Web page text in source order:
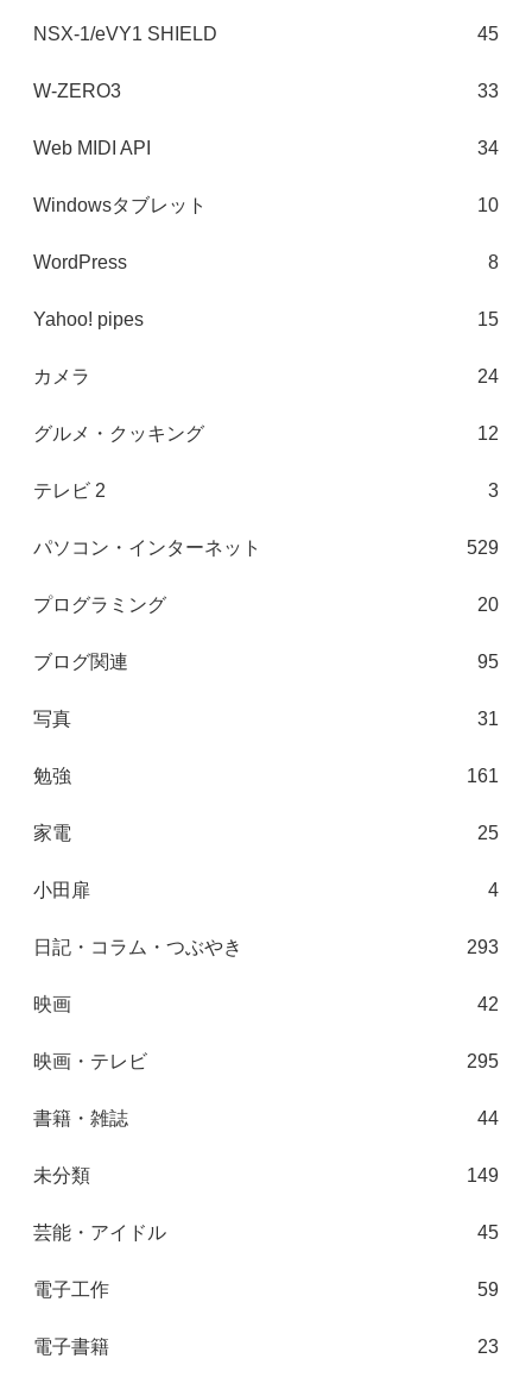
NSX-1/eVY1 SHIELD 45
W-ZERO3 33
Web MIDI API 34
Windowsタブレット 10
WordPress 8
Yahoo! pipes 15
カメラ 24
グルメ・クッキング 12
テレビ 2 3
パソコン・インターネット 529
プログラミング 20
ブログ関連 95
写真 31
勉強 161
家電 25
小田扉 4
日記・コラム・つぶやき 293
映画 42
映画・テレビ 295
書籍・雑誌 44
未分類 149
芸能・アイドル 45
電子工作 59
電子書籍 23